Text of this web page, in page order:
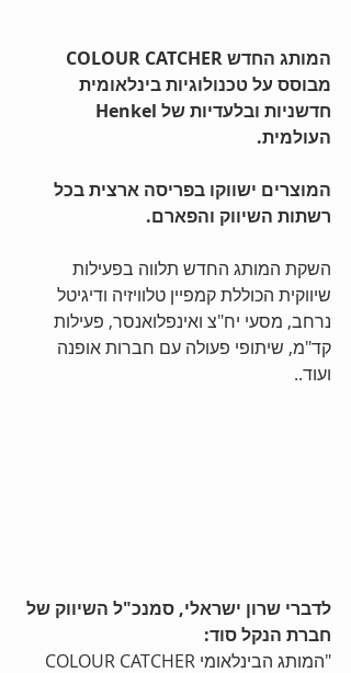
מבוסס על טכנולוגיות בינלאומית
העולמית.
המוצרים ישווקו בפריסה ארצית בכל
רשתות השיווק והפארם.
השקת המותג החדש תלווה בפעילות
שיווקית הכוללת קמפיין טלוויזיה ודיגיטל
נרחב, מסעי יח"צ ואינפלואנסר, פעילות
קד"מ, שיתופי פעולה עם חברות אופנה
ועוד..
לדברי שרון ישראלי, סמנכ"ל השיווק של
חברת הנקל סוד: